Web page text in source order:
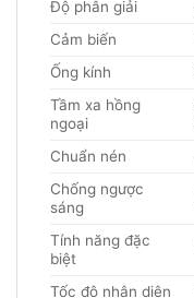
Độ phân giải
Cảm biến
Ống kính
Tầm xa hồng
ngoại
Chuẩn nén
Chống ngược
sáng
Tính năng đặc
biệt
Tốc độ nhận diện